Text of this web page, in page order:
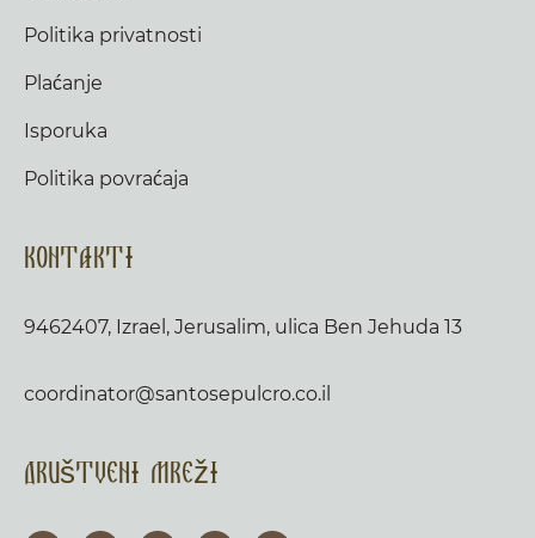
Politika privatnosti
Plaćanje
Isporuka
Politika povraćaja
Kontakti
9462407, Izrael, Jerusalim, ulica Ben Jehuda 13
coordinator@santosepulcro.co.il
Društveni mreži